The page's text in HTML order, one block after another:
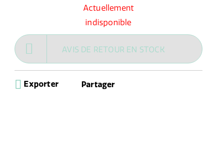
Actuellement
indisponible
AVIS DE RETOUR EN STOCK
Exporter Partager